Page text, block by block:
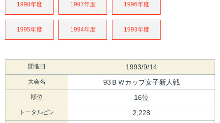
1998年度 1997年度 1996年度
1995年度 1994年度 1993年度
開催日 1993/9/14
大会名 93ＢＷカップ女子新人戦
順位 16位
トータルピン 2,228